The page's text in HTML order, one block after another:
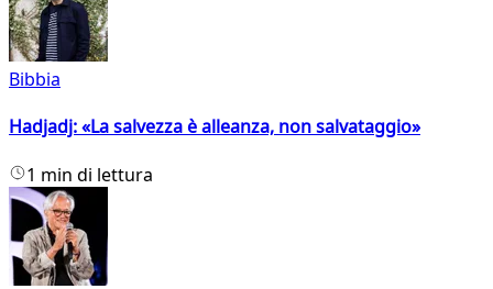
Bibbia
Hadjadj: «La salvezza è alleanza, non salvataggio»
1 min di lettura